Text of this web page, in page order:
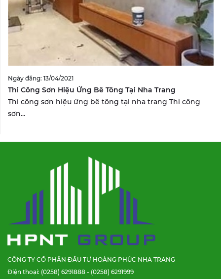
Ngày đăng: 13/04/2021
Thi Công Sơn Hiệu Ứng Bê Tông Tại Nha Trang
Thi công sơn hiệu ứng bê tông tại nha trang Thi công
sơn...
CÔNG TY CỔ PHẦN ĐẦU TƯ HOÀNG PHÚC NHA TRANG
Điện thoại: (0258) 6291888 - (0258) 6291999